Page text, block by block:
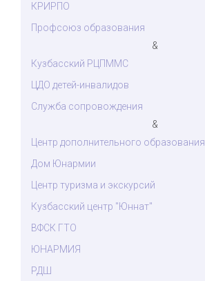
КРИРПО
Профсоюз образования
&
Кузбасский РЦПММС
ЦДО детей-инвалидов
Служба сопровождения
&
Центр дополнительного образования
Дом Юнармии
Центр туризма и экскурсий
Кузбасский центр "Юннат"
ВФСК ГТО
ЮНАРМИЯ
РДШ